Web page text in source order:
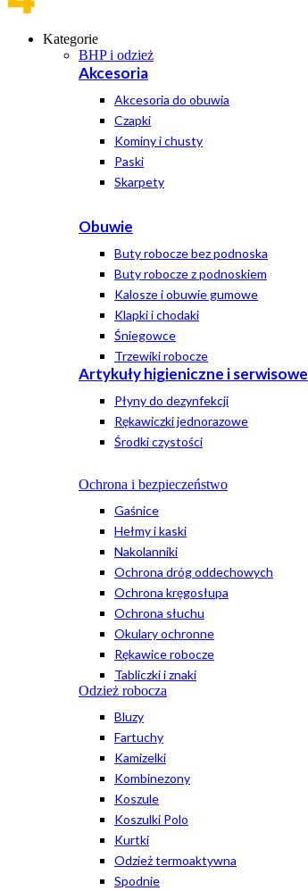
Kategorie
BHP i odzież
Akcesoria
Akcesoria do obuwia
Czapki
Kominy i chusty
Paski
Skarpety
Obuwie
Buty robocze bez podnoska
Buty robocze z podnoskiem
Kalosze i obuwie gumowe
Klapki i chodaki
Śniegowce
Trzewiki robocze
Artykuły higieniczne i serwisowe
Płyny do dezynfekcji
Rękawiczki jednorazowe
Środki czystości
Ochrona i bezpieczeństwo
Gaśnice
Hełmy i kaski
Nakolanniki
Ochrona dróg oddechowych
Ochrona kręgosłupa
Ochrona słuchu
Okulary ochronne
Rękawice robocze
Tabliczki i znaki
Odzież robocza
Bluzy
Fartuchy
Kamizelki
Kombinezony
Koszule
Koszulki Polo
Kurtki
Odzież termoaktywna
Spodnie